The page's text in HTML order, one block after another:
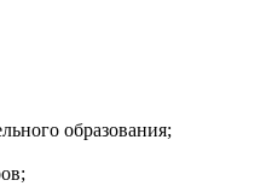
образования;